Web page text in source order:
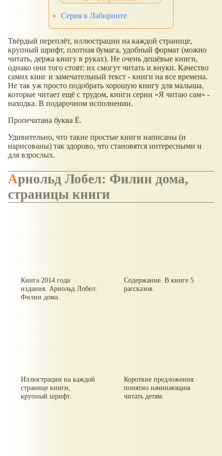
Серия в Лабиринте
Твёрдый переплёт, иллюстрации на каждой странице,
крупный шрифт, плотная бумага, удобный формат (можно
читать, держа книгу в руках). Не очень дешёвые книги,
однако они того стоят: их смогут читать и внуки. Качество
самих книг и замечательный текст - книги на все времена.
Не так уж просто подобрать хорошую книгу для малыша,
которые читает ещё с трудом, книги серии
Я читаю сам
-
находка. В подарочном исполнении.
Пропечатана буква Ё.
Удивительно, что такие простые книги написаны (и
нарисованы) так здорово, что становятся интересными и
для взрослых.
Арнольд Лобел: Филин дома,
страницы книги
Книга 2014 года
издания. Арнольд Лобел:
Филин дома.
Содержание. В книге 5
рассказов.
Иллюстрации на каждой
странице книги,
крупный шрифт.
Короткие предложения:
понятно начинающим
читать детям.